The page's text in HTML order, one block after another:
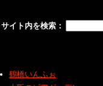
サイト内を検索：
鶴橋いんふぉ